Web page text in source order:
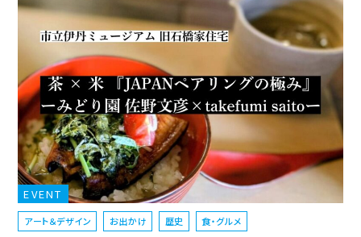
EVENT
アート＆デザイン お出かけ 歴史 食・グルメ